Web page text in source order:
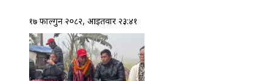
१७ फाल्गुन २०८२, आईतवार २३:४१